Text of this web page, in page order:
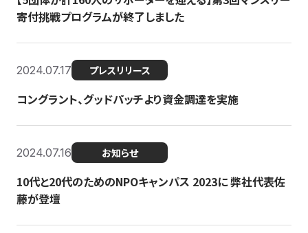
寄付挑戦プログラムが終了しました
2024.07.17 プレスリリース
コングラント、グッドパッチより資金調達を実施
2024.07.16 お知らせ
10代と20代のためのNPOキャンパス 2023に 弊社代表佐
藤が登壇